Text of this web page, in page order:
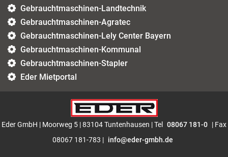
Gebrauchtmaschinen-Landtechnik
Gebrauchtmaschinen-Agratec
Gebrauchtmaschinen-Lely Center Bayern
Gebrauchtmaschinen-Kommunal
Gebrauchtmaschinen-Stapler
Eder Mietportal
Eder GmbH | Moorweg 5 | 83104 Tuntenhausen | Tel 08067 181-0 | Fax
08067 181-783 | info@eder-gmbh.de